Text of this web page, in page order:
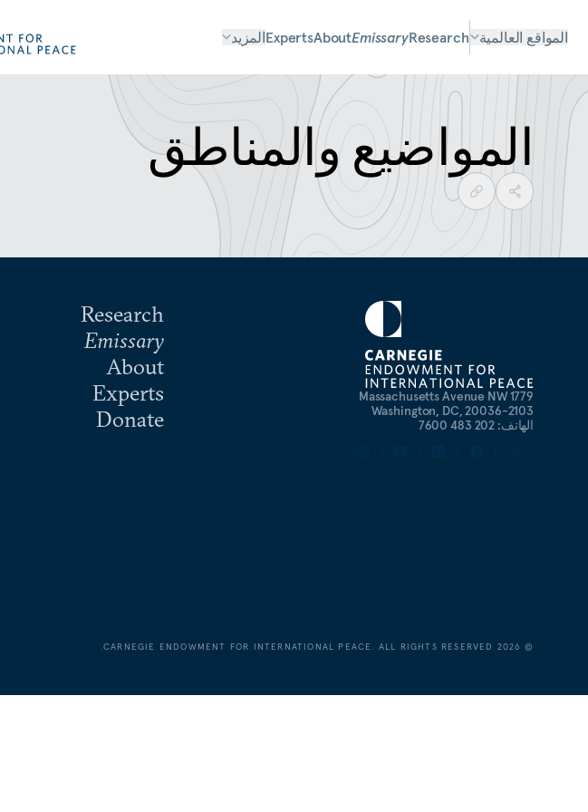
المواقع العالمية Research
Emissary
About
Expertsالمزيد
المواضيع والمناطق
1779 Massachusetts Avenue NW
Washington, DC, 20036-2103
الهاتف: 202 483 7600
Research
Emissary
About
Experts
Donate
©
2026
CARNEGIE ENDOWMENT FOR INTERNATIONAL PEACE. ALL RIGHTS RESERVED.